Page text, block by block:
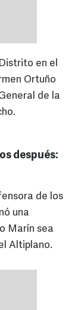
en el
Ortuño
de la
después:
de los
una
Marín sea
Altiplano.